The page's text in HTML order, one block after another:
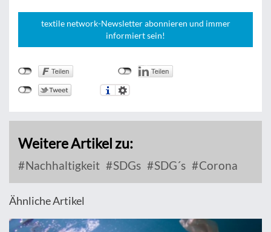
textile network-Newsletter abonnieren und immer
informiert sein!
Weitere Artikel zu:
Nachhaltigkeit SDGs SDG´s Corona
Ähnliche Artikel